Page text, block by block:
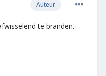
Auteur
te branden.